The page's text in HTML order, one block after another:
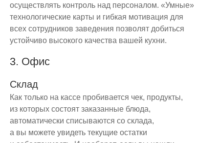
осуществлять контроль над персоналом. «Умные»
технологические карты и гибкая мотивация для
всех сотрудников заведения позволят добиться
устойчиво высокого качества вашей кухни.
3. Офис
Склад
Как только на кассе пробивается чек, продукты,
из которых состоят заказанные блюда,
автоматически списываются со склада,
а вы можете увидеть текущие остатки